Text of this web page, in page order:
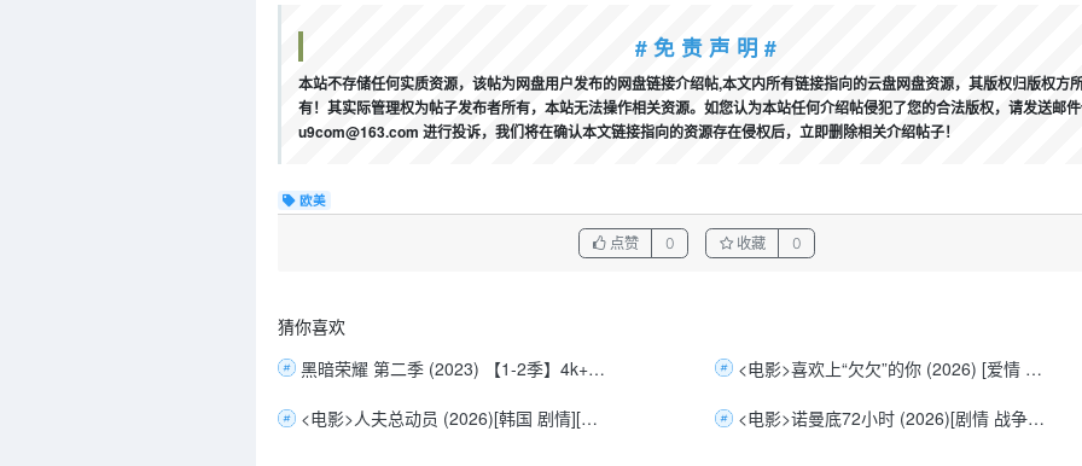
# 免 责 声 明 #
本站不存储任何实质资源，该帖为网盘用户发布的网盘链接介绍帖,本文内所有链接指向的云盘网盘资源，其版权归版权方
有！其实际管理权为帖子发布者所有，本站无法操作相关资源。如您认为本站任何介绍帖侵犯了您的合法版权，请发送邮
u9com@163.com 进行投诉，我们将在确认本文链接指向的资源存在侵权后，立即删除相关介绍帖子！
欧美
点赞 0 收藏 0
猜你喜欢
黑暗荣耀 第二季 (2023) 【1-2季】4k+1080P【韩语中字】总126.8G
<电影>喜欢上“欠欠”的你 (2026) [爱情 剧情][秦霄贤 王影璐][4K+1080P/13GB/国语中字]
<电影>人夫总动员 (2026)[韩国 剧情][陈善圭 孔明 金知硕 尹敬浩][4K+1080P/15GB/韩语中字] <电影>诺曼底72小时 (2026)[剧情 战争][安德鲁·斯科特 布兰登·费舍][4K+1080P/17.6GB/英语中字]